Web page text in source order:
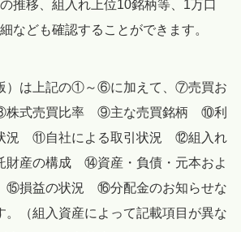
推移、組入れ上位10銘柄等、1万口
なども確認することができます。
）は上記の①～⑥に加えて、⑦売買お
株式売買比率 ⑨主な売買銘柄 ⑩利
況 ⑪自社による取引状況 ⑫組入れ
産の構成 ⑭資産・負債・元本およ
⑮損益の状況 ⑯分配金のお知らせな
。（組入資産によって記載項目が異な